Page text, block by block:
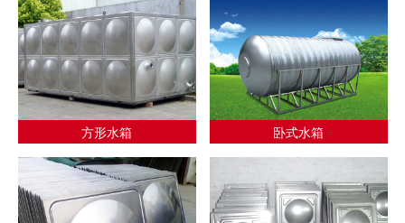
方形水箱 卧式水箱